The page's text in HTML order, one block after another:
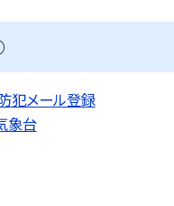
犯メール登録
象台